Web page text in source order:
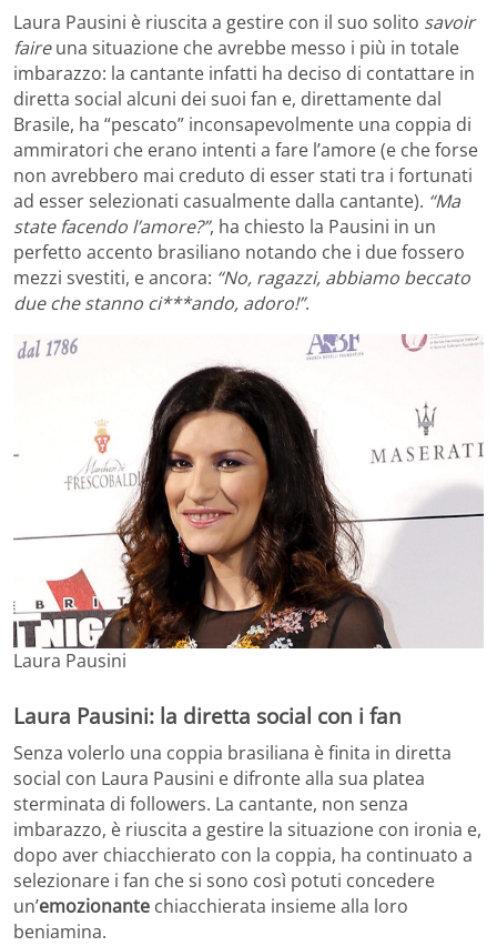
Laura Pausini è riuscita a gestire con il suo solito savoir
faireuna situazione che avrebbe messo i più in totale
imbarazzo: la cantante infatti ha deciso di contattare in
diretta social alcuni dei suoi fan e, direttamente dal
Brasile, ha “pescato” inconsapevolmente una coppia di
ammiratori che erano intenti a fare l’amore (e che forse
non avrebbero mai creduto di esser stati tra i fortunati
ad esser selezionati casualmente dalla cantante). “Ma
state facendo l’amore?”, ha chiesto la Pausini in un
perfetto accento brasiliano notando che i due fossero
mezzi svestiti, e ancora: “No, ragazzi, abbiamo beccato
due che stanno ci***ando, adoro!”.
Laura Pausini
Laura Pausini: la diretta social con i fan
Senza volerlo una coppia brasiliana è finita in diretta
social con Laura Pausini e difronte alla sua platea
sterminata di followers. La cantante, non senza
imbarazzo, è riuscita a gestire la situazione con ironia e,
dopo aver chiacchierato con la coppia, ha continuato a
selezionare i fan che si sono così potuti concedere
un’emozionante chiacchierata insieme alla loro
beniamina.